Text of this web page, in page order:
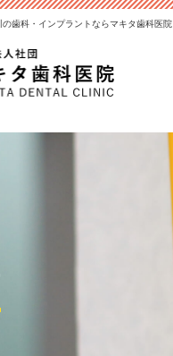
歯科・インプラントならマキタ歯科医院